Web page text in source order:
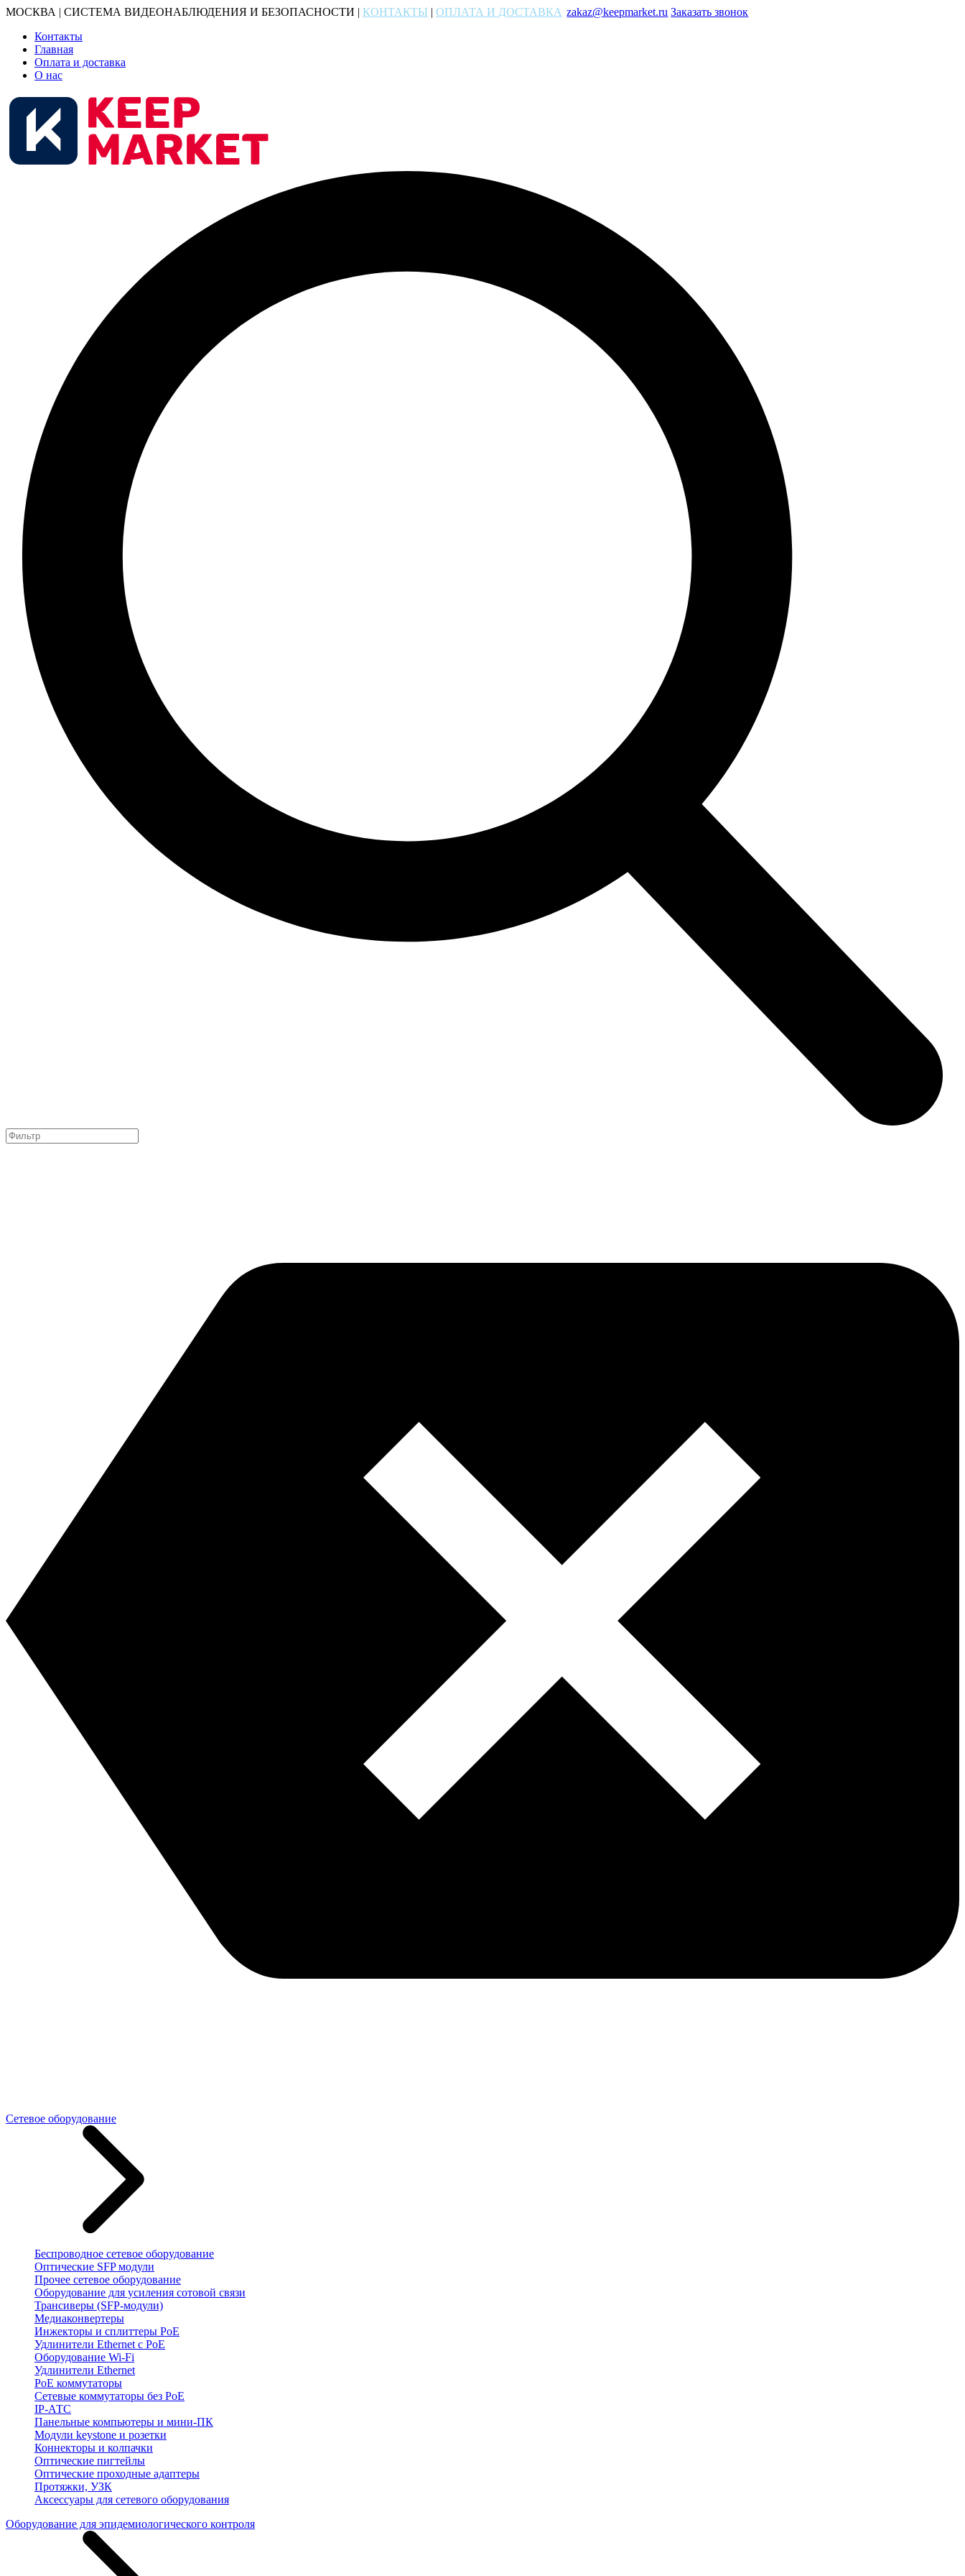
МОСКВА | СИСТЕМА ВИДЕОНАБЛЮДЕНИЯ И БЕЗОПАСНОСТИ | КОНТАКТЫ | ОПЛАТА И ДОСТАВКА zakaz@keepmarket.ru Заказать звонок
Контакты
Главная
Оплата и доставка
О нас
Сетевое оборудование
Беспроводное сетевое оборудование
Оптические SFP модули
Прочее сетевое оборудование
Оборудование для усиления сотовой связи
Трансиверы (SFP-модули)
Медиаконвертеры
Инжекторы и сплиттеры PoE
Удлинители Ethernet с PoE
Оборудование Wi-Fi
Удлинители Ethernet
PoE коммутаторы
Сетевые коммутаторы без PoE
IP-АТС
Панельные компьютеры и мини-ПК
Модули keystone и розетки
Коннекторы и колпачки
Оптические пигтейлы
Оптические проходные адаптеры
Протяжки, УЗК
Аксессуары для сетевого оборудования
Оборудование для эпидемиологического контроля